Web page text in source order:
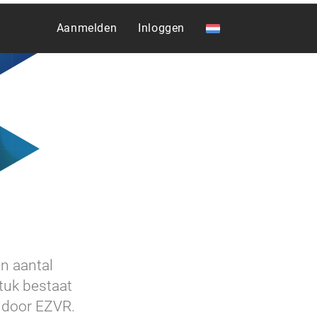
Aanmelden Inloggen
aantal
bestaat
EZVR.